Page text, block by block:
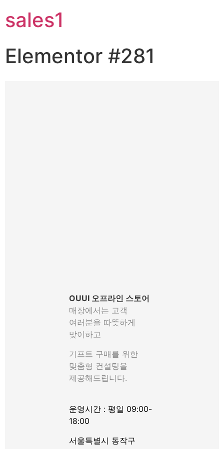
sales1
Elementor #281
OUUI 오프라인 스토어
매장에서는 고객
여러분을 따뜻하게
맞이하고
기프트 구매를 위한
맞춤형 컨설팅을
제공해드립니다.
운영시간 : 평일 09:00-
18:00
서울특별시 동작구